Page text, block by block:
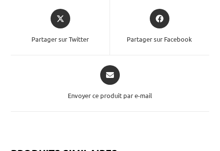
Partager sur Twitter Partager sur Facebook
Envoyer ce produit par e-mail